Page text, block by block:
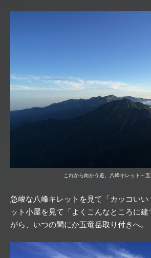
これから向かう道、八峰キレット～五
急峻な八峰キレットを見て「カッコいい
ット小屋を見て「よくこんなところに
がら、いつの間にか五竜岳取り付きへ。